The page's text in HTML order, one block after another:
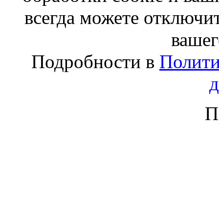
всегда можете
Подробности в